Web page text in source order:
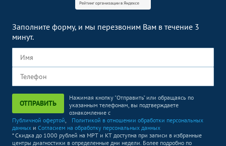
Заполните форму, и мы перезвоним Вам в течение 3
минут.
ОТПРАВИТЬ
Нажимая кнопку "Отправить" или обращаясь по
указанным телефонам, вы подтверждаете
ознакомление с
Публичной офертой,
Политикой в отношении обработки персональных
данных и Согласием на обработку персональных данных
* Скидка до 1000 рублей на МРТ и КТ доступна при записи в избранные
центры диагностики в определенные дни недели. Более подробно по